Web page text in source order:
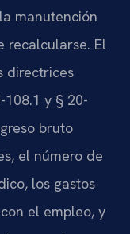
manutención
recalcularse. El
directrices
y § 20-
bruto
el número de
los gastos
el empleo, y